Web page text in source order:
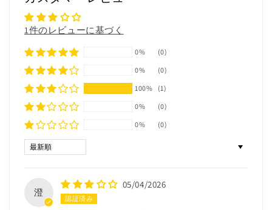
1件のレビューに基づく
0%
(0)
0%
(0)
100%
(1)
0%
(0)
0%
(0)
Sort by
澄
05/04/2026